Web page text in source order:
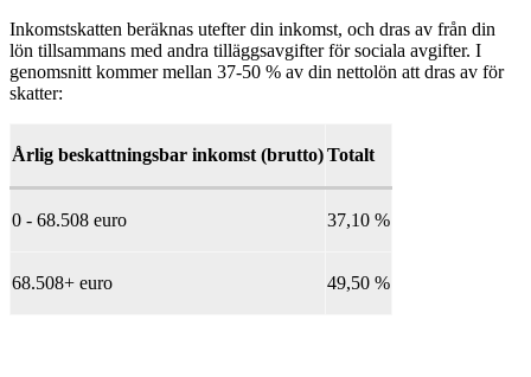
Inkomstskatten beräknas utefter din inkomst, och dras av från din
lön tillsammans med andra tilläggsavgifter för sociala avgifter. I
genomsnitt kommer mellan 37-50 % av din nettolön att dras av för
skatter:
Årlig beskattningsbar inkomst (brutto)Totalt
0 - 68.508 euro 37,10 %
68.508+ euro 49,50 %